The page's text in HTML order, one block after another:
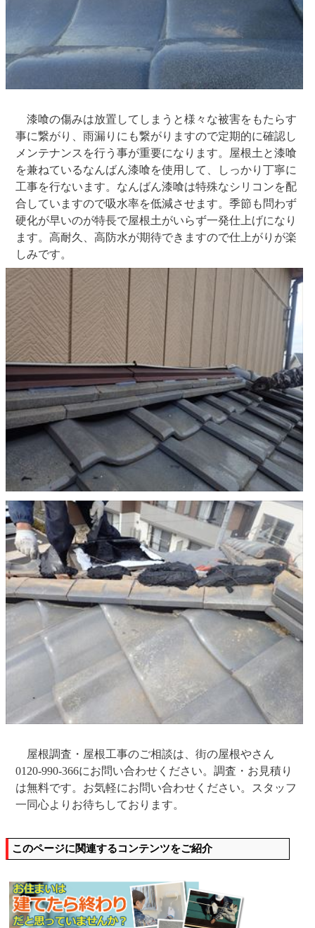
漆喰の傷みは放置してしまうと様々な被害をもたらす
事に繋がり、雨漏りにも繋がりますので定期的に確認し
メンテナンスを行う事が重要になります。屋根土と漆喰
を兼ねているなんばん漆喰を使用して、しっかり丁寧に
工事を行ないます。なんばん漆喰は特殊なシリコンを配
合していますので吸水率を低減させます。季節も問わず
硬化が早いのが特長で屋根土がいらず一発仕上げになり
ます。高耐久、高防水が期待できますので仕上がりが楽
しみです。
屋根調査・屋根工事のご相談は、街の屋根やさん
0120-990-366にお問い合わせください。調査・お見積り
は無料です。お気軽にお問い合わせください。スタッフ
一同心よりお待ちしております。
このページに関連するコンテンツをご紹介